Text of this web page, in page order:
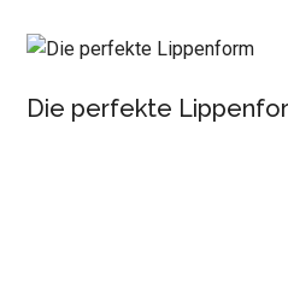
Die perfekte